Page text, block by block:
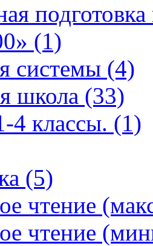
(1)
системы (4)
школа (33)
4 классы. (1)
(5)
чтение
чтение